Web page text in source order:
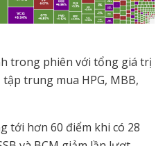
trong phiên với tổng giá trị
trung mua HPG, MBB,
tới hơn 60 điểm khi có 28